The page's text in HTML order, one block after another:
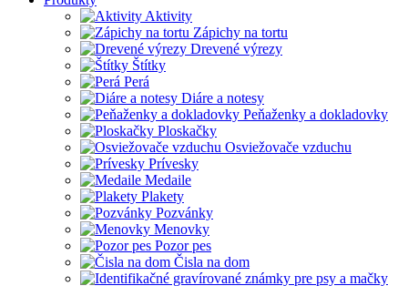
Aktivity
Zápichy na tortu
Drevené výrezy
Štítky
Perá
Diáre a notesy
Peňaženky a dokladovky
Ploskačky
Osviežovače vzduchu
Prívesky
Medaile
Plakety
Pozvánky
Menovky
Pozor pes
Čisla na dom